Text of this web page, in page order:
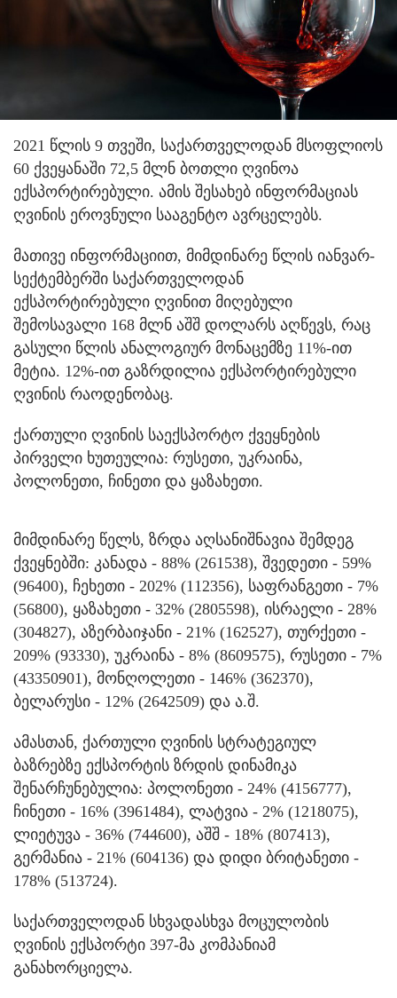
2021 წლის 9 თვეში, საქართველოდან მსოფლიოს
60 ქვეყანაში 72,5 მლნ ბოთლი ღვინოა
ექსპორტირებული. ამის შესახებ ინფორმაციას
ღვინის ეროვნული სააგენტო ავრცელებს.
მათივე ინფორმაციით, მიმდინარე წლის იანვარ-
სექტემბერში საქართველოდან
ექსპორტირებული ღვინით მიღებული
შემოსავალი 168 მლნ აშშ დოლარს აღწევს, რაც
გასული წლის ანალოგიურ მონაცემზე 11%-ით
მეტია. 12%-ით გაზრდილია ექსპორტირებული
ღვინის რაოდენობაც.
ქართული ღვინის საექსპორტო ქვეყნების
პირველი ხუთეულია: რუსეთი, უკრაინა,
პოლონეთი, ჩინეთი და ყაზახეთი.
მიმდინარე წელს, ზრდა აღსანიშნავია შემდეგ
ქვეყნებში: კანადა - 88% (261538), შვედეთი - 59%
(96400), ჩეხეთი - 202% (112356), საფრანგეთი - 7%
(56800), ყაზახეთი - 32% (2805598), ისრაელი - 28%
(304827), აზერბაიჯანი - 21% (162527), თურქეთი -
209% (93330), უკრაინა - 8% (8609575), რუსეთი - 7%
(43350901), მონღოლეთი - 146% (362370),
ბელარუსი - 12% (2642509) და ა.შ.
ამასთან, ქართული ღვინის სტრატეგიულ
ბაზრებზე ექსპორტის ზრდის დინამიკა
შენარჩუნებულია: პოლონეთი - 24% (4156777),
ჩინეთი - 16% (3961484), ლატვია - 2% (1218075),
ლიეტუვა - 36% (744600), აშშ - 18% (807413),
გერმანია - 21% (604136) და დიდი ბრიტანეთი -
178% (513724).
საქართველოდან სხვადასხვა მოცულობის
ღვინის ექსპორტი 397-მა კომპანიამ
განახორციელა.